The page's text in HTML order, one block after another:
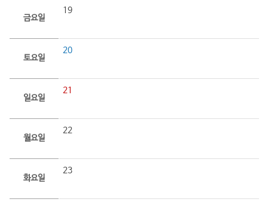
금요일
19
토요일
20
일요일
21
월요일
22
화요일
23